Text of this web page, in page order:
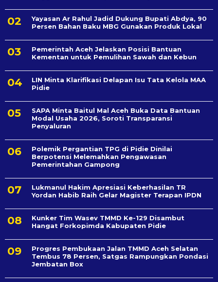
Yayasan Ar Rahul Jadid Dukung Bupati Abdya, 90
Persen Bahan Baku MBG Gunakan Produk Lokal
Pemerintah Aceh Jelaskan Posisi Bantuan
Kementan untuk Pemulihan Sawah dan Kebun
LIN Minta Klarifikasi Delapan Isu Tata Kelola MAA
Pidie
SAPA Minta Baitul Mal Aceh Buka Data Bantuan
Modal Usaha 2026, Soroti Transparansi
Penyaluran
Polemik Pergantian TPG di Pidie Dinilai
Berpotensi Melemahkan Pengawasan
Pemerintahan Gampong
Lukmanul Hakim Apresiasi Keberhasilan TR
Yordan Habib Raih Gelar Magister Terapan IPDN
Kunker Tim Wasev TMMD Ke-129 Disambut
Hangat Forkopimda Kabupaten Pidie
Progres Pembukaan Jalan TMMD Aceh Selatan
Tembus 78 Persen, Satgas Rampungkan Pondasi
Jembatan Box